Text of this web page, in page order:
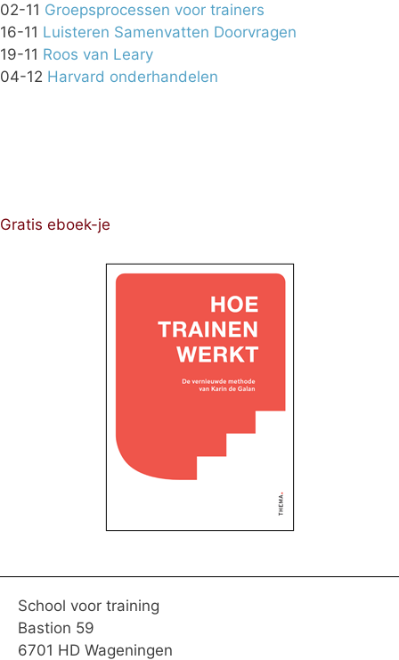
02-11 Groepsprocessen voor trainers
16-11 Luisteren Samenvatten Doorvragen
19-11 Roos van Leary
04-12 Harvard onderhandelen
Gratis eboek-je
School voor training
Bastion 59
6701 HD Wageningen